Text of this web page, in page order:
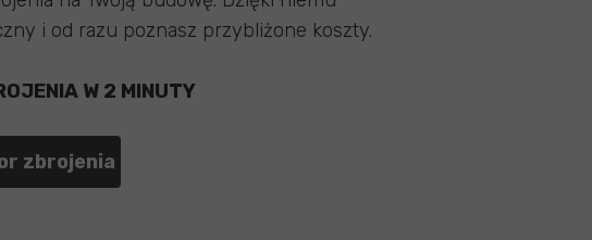
i od razu poznasz przybliżone koszty.
W 2 MINUTY
zbrojenia